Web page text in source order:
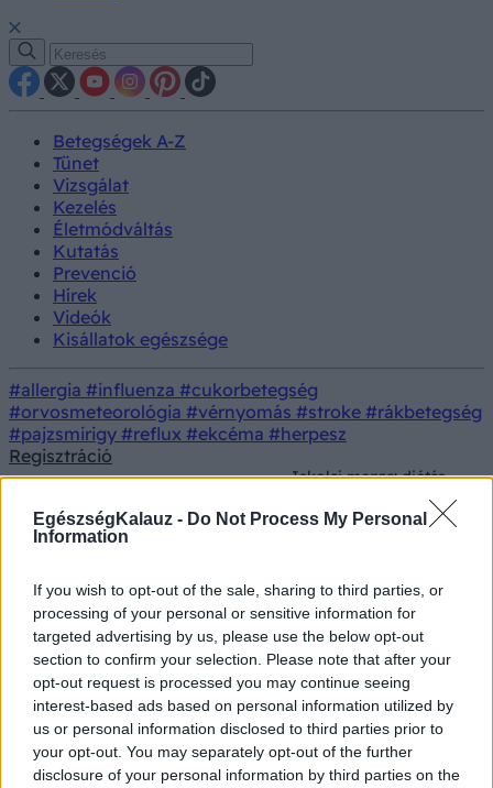
EgészségKalauz - Do Not Process My Personal
Information
If you wish to opt-out of the sale, sharing to third parties, or
processing of your personal or sensitive information for
targeted advertising by us, please use the below opt-out
section to confirm your selection. Please note that after your
opt-out request is processed you may continue seeing
interest-based ads based on personal information utilized by
us or personal information disclosed to third parties prior to
your opt-out. You may separately opt-out of the further
disclosure of your personal information by third parties on the
Betegségek A-Z
Tünet
Vizsgálat
Kezelés
Életmódváltás
Kutatás
Prevenció
Hírek
Videók
Kisállatok egészsége
#allergia #influenza #cukorbetegség
#orvosmeteorológia #vérnyomás #stroke #rákbetegség
#pajzsmirigy #reflux #ekcéma #herpesz
Regisztráció
Iskolai menza: diétás
gyerekének? Ezek a
Iskolai menza: diétás menüt kérne
a gyerekének? Ezek a kötelező
lépések